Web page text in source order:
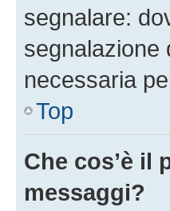
segnalare:
segnalazione
necessaria
Top
Che cos’è il
messaggi?